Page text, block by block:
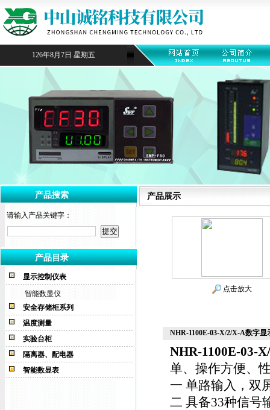
126年8月7日 星期五
产品搜索
请输入产品关键字：
产品目录
显示控制仪表
智能数显仪
安全存储柜系列
温度测量
实验台柜
隔离器、配电器
智能数显表
产品展示
点击放大
NHR-1100E-03-X/2/X-A数字
NHR-1100E-03-
单、操作方便、
一 单路输入，双
二 具备33种信号